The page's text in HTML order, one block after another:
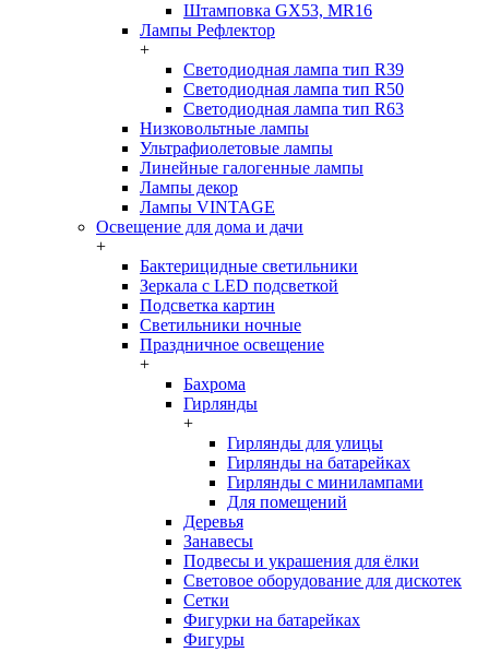
Штамповка GX53, MR16
Лампы Рефлектор
+
Светодиодная лампа тип R39
Светодиодная лампа тип R50
Светодиодная лампа тип R63
Низковольтные лампы
Ультрафиолетовые лампы
Линейные галогенные лампы
Лампы декор
Лампы VINTAGE
Освещение для дома и дачи
+
Бактерицидные светильники
Зеркала с LED подсветкой
Подсветка картин
Светильники ночные
Праздничное освещение
+
Бахрома
Гирлянды
+
Гирлянды для улицы
Гирлянды на батарейках
Гирлянды с минилампами
Для помещений
Деревья
Занавесы
Подвесы и украшения для ёлки
Световое оборудование для дискотек
Сетки
Фигурки на батарейках
Фигуры